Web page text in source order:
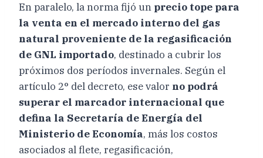
En paralelo, la norma fijó un precio tope para
la venta en el mercado interno del gas
natural proveniente de la regasificación
de GNL importado, destinado a cubrir los
próximos dos períodos invernales. Según el
artículo 2° del decreto, ese valor no podrá
superar el marcador internacional que
defina la Secretaría de Energía del
Ministerio de Economía, más los costos
asociados al flete, regasificación,